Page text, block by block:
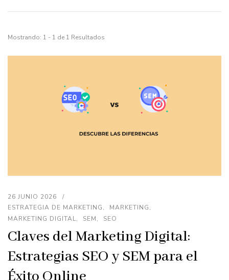
Mostrando: 1 - 1 de 1 Resultados
26 JUNIO 2026
ESTRATEGIA DE MARKETING
MARKETING
MARKETING DIGITAL
SEM SEO
Claves del Marketing Digital:
Estrategias SEO y SEM para el